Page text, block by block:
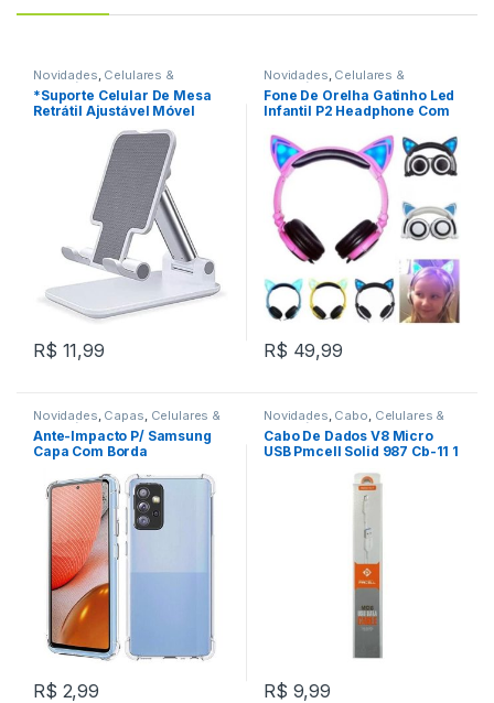
Novidades, Celulares &
Acessórios, Suporte
*Suporte Celular De Mesa
Retrátil Ajustável Móvel
Tablet iPad REF: W35C3
R$ 11,99
Novidades, Celulares &
Acessórios Fone De Ouvido
Fone De Orelha Gatinho Led
Infantil P2 Headphone Com
46C400
R$ 49,99
Novidades, Capas, Celulares &
Acessórios
Ante-Impacto P/ Samsung
Capa Com Borda
R$ 2,99
Novidades, Cabo, Celulares &
Acessórios
Cabo De Dados V8 Micro
USB Pmcell Solid 987 Cb-11 1
R$ 9,99